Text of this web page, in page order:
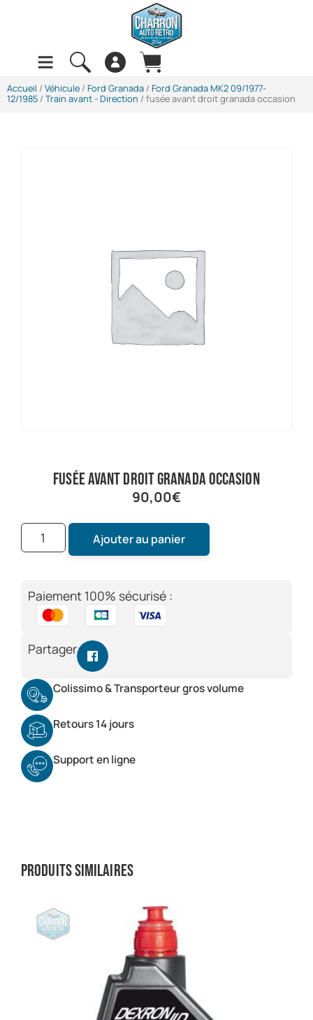
Accueil / Véhicule / Ford Granada / Ford Granada MK2 09/1977-
12/1985 / Train avant - Direction / fusée avant droit granada occasion
fusée avant droit granada occasion
90,00€
Ajouter au panier
Paiement 100% sécurisé :
Partager
Colissimo & Transporteur gros volume
Retours 14 jours
Support en ligne
Produits similaires